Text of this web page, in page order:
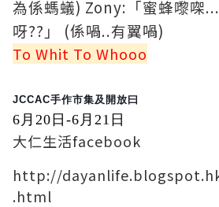
為係螞蟻) Zony: 「蜜蜂嚟㗎...
呀?? 」 (係喎..有翼喎)
To Whit To Whooo
JCCAC手作市集及開放曰
6 月20 日-6 月21 日
大仁生活facebook
http://
.html